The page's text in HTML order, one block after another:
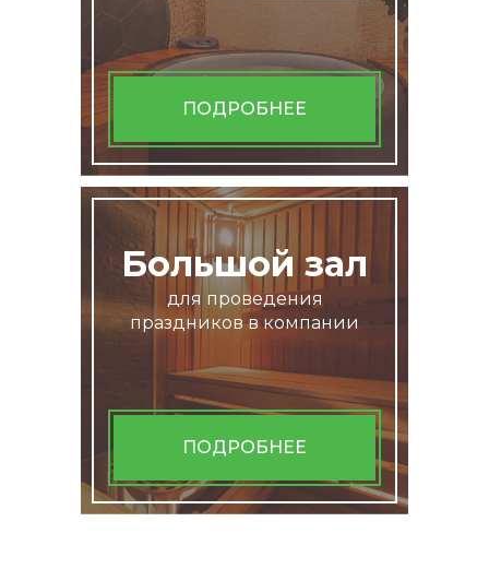
ПОДРОБНЕЕ
Большой зал
для проведения
праздников в компании
ПОДРОБНЕЕ